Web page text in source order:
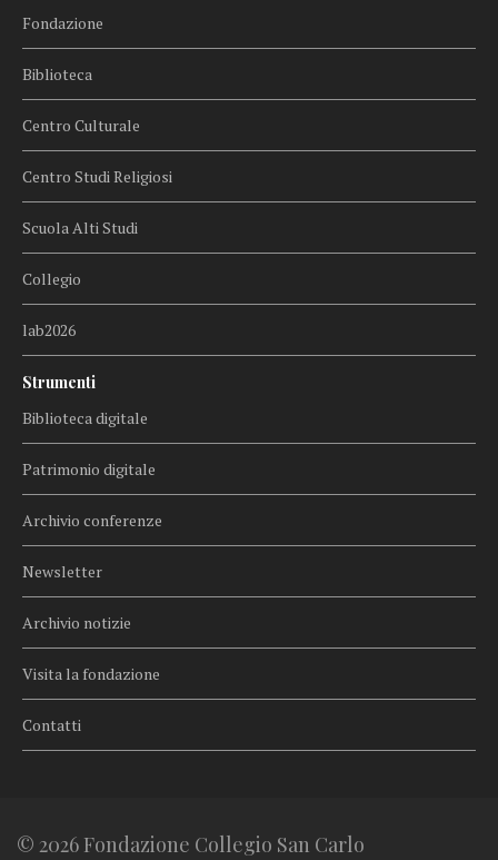
Fondazione
Biblioteca
Centro Culturale
Centro Studi Religiosi
Scuola Alti Studi
Collegio
lab2026
Strumenti
Biblioteca digitale
Patrimonio digitale
Archivio conferenze
Newsletter
Archivio notizie
Visita la fondazione
Contatti
© 2026 Fondazione Collegio San Carlo